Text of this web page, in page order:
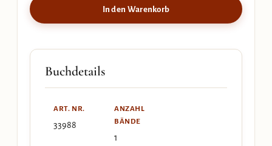
In den Warenkorb
Buchdetails
ART. NR.
33988
ANZAHL
BÄNDE
1